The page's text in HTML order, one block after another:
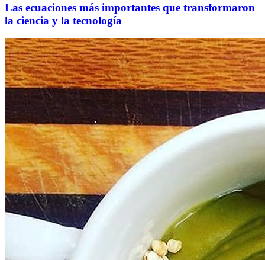
Las ecuaciones más importantes que transformaron
la ciencia y la tecnología